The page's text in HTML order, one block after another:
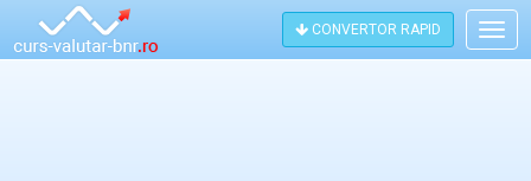
CONVERTOR RAPID